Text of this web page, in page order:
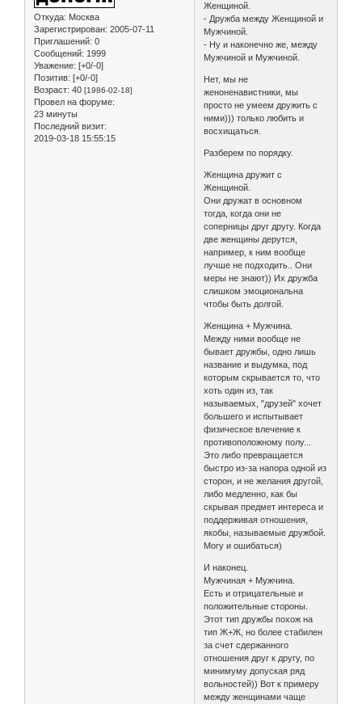
Откуда: Москва
Зарегистрирован: 2005-07-11
Приглашений: 0
Сообщений: 1999
Уважение: [+0/-0]
Позитив: [+0/-0]
Возраст: 40 [1986-02-18]
Провел на форуме:
23 минуты
Последний визит:
2019-03-18 15:55:15
Женщиной.
- Дружба между Женщиной и
Мужчиной.
- Ну и наконечно же, между
Мужчиной и Мужчиной.
Нет, мы не
женоненавистники, мы
просто не умеем дружить с
ними))) только любить и
восхищаться.
Разберем по порядку.
Женщина дружит с
Женщиной.
Они дружат в основном
тогда, когда они не
соперницы друг другу. Когда
две женщины дерутся,
например, к ним вообще
лучше не подходить.. Они
меры не знают)) Их дружба
слишком эмоциональна
чтобы быть долгой.
Женщина + Мужчина.
Между ними вообще не
бывает дружбы, одно лишь
название и выдумка, под
которым скрывается то, что
хоть один из, так
называемых, "друзей" хочет
большего и испытывает
физическое влечение к
противоположному полу...
Это либо превращается
быстро из-за напора одной из
сторон, и не желания другой,
либо медленно, как бы
скрывая предмет интереса и
поддерживая отношения,
якобы, называемые дружбой.
Могу и ошибаться)
И наконец.
Мужчиная + Мужчина.
Есть и отрицательные и
положительные стороны.
Этот тип дружбы похож на
тип Ж+Ж, но более стабилен
за счет сдержанного
отношения друг к другу, по
минимуму допуская ряд
вольностей)) Вот к примеру
между женщинами чаще